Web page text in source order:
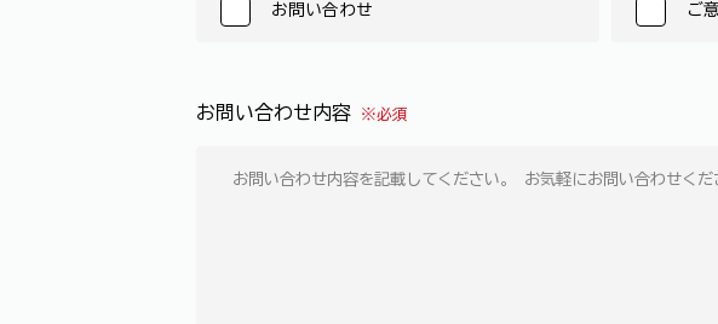
お問い合わせ ご
お問い合わせ内容 ※必須